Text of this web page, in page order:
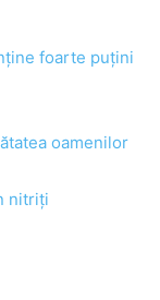
foarte puțini
oamenilor
nitriți